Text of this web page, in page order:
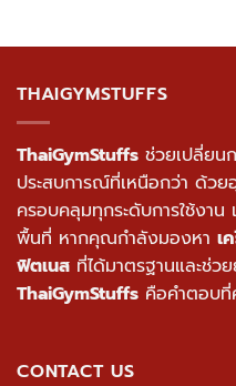
THAIGYMSTUFFS
ThaiGymStuffs ช่วยเปลี่ยน
ประสบการณ์ที่เหนือกว่า ด้ว
ครอบคลุมทุกระดับการใช้งาน
พื้นที่ หากคุณกำลังมองหา เ
ฟิตเนส ที่ได้มาตรฐานและช่ว
ThaiGymStuffs คือคำตอบ
CONTACT US